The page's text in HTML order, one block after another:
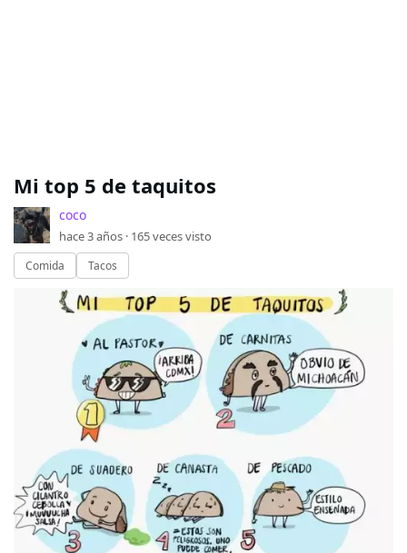
Mi top 5 de taquitos
coco
hace 3 años · 165veces visto
Comida Tacos